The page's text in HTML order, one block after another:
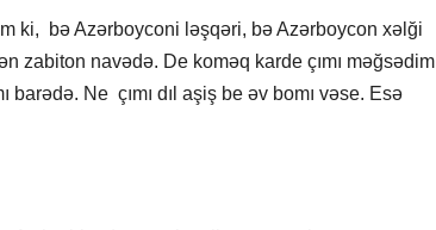
ki, bə Azərboyconi ləşqəri, bə Azərboycon xəlği
zabiton navədə. De koməq karde çımı məğsədim
barədə. Ne çımı dıl aşiş be əv bomı vəse. Esə